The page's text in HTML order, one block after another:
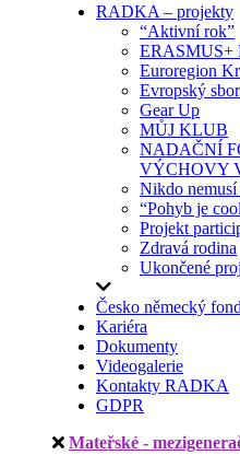
RADKA – projekty
“Aktivní rok”
Euroregion
Evropský
Gear Up
MŮJ KLUB
NADAČNÍ
VÝCHOVY
Nikdo nemusí
“Pohyb je
Projekt
Zdravá rodina
Ukončené
Česko německý
Kariéra
Dokumenty
Videogalerie
Kontakty RADKA
GDPR
Mateřské -